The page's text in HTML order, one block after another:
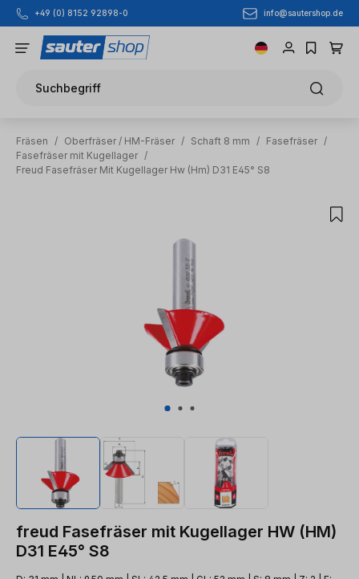
Zum Hauptinhalt springen
+49 (0) 8152 92898-0 info@sautershop.de
Suchbegriff
Fräsen / Oberfräser / HM-Fräser / Schaft 8 mm / Fasefräser /
Fasefräser mit Kugellager /
Freud Fasefräser Mit Kugellager Hw (Hm) D31 E45° S8
freud Fasefräser mit Kugellager HW (HM)
D31 E45° S8